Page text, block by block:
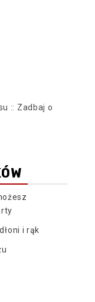
:: Zadbaj o
i rąk